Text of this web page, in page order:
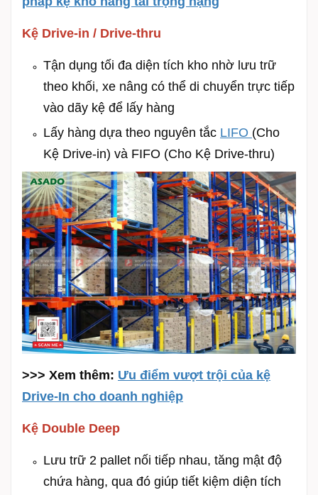
Kệ Drive-in / Drive-thru
Tận dụng tối đa diện tích kho nhờ lưu trữ
theo khối, xe nâng có thể di chuyển trực tiếp
vào dãy kệ để lấy hàng
Lấy hàng dựa theo nguyên tắc LIFO (Cho
Kệ Drive-in) và FIFO (Cho Kệ Drive-thru)
>>> Xem thêm: Ưu điểm vượt trội của kệ
Drive-In cho doanh nghiệp
Kệ Double Deep
Lưu trữ 2 pallet nối tiếp nhau, tăng mật độ
chứa hàng, qua đó giúp tiết kiệm diện tích